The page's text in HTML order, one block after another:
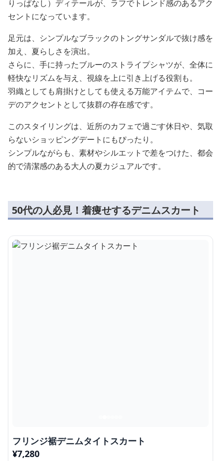
りっぱなし）ディテールが、ラフでトレンド感のあるアク
セントになっています。
足元は、シンプルなブラックのトングサンダルで抜け感を
加え、夏らしさを演出。
さらに、手に持ったブルーのストライプシャツが、全体に
軽快なリズムを与え、視線を上に引き上げる役割も。
羽織としても肩掛けとしても使える万能アイテムで、コー
デのアクセントとして抜群の存在感です。
このスタイリングは、近所のカフェで過ごす休日や、気取
らないショッピングデートにもぴったり。
シンプルながらも、素材やシルエットで差をつけた、都会
的で清潔感のある大人の夏カジュアルです。
50代の人必見！着痩せするデニムスカート
フリンジ裾デニムタイトスカート
¥7,280